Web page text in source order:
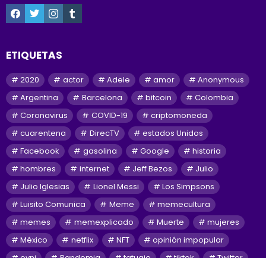
facebooktwitterinstagramtumblr
ETIQUETAS
2020 actor Adele amor
Anonymous
Argentina
Barcelona bitcoin
Colombia
Coronavirus
COVID-19
criptomoneda
cuarentena
DirecTV
estados Unidos
Facebook
gasolina Google
historia
hombres
internet Jeff Bezos
Julio
Julio Iglesias
Lionel Messi
Los Simpsons
Luisito Comunica
Meme
memecultura
memes
memexplicado Muerte
mujeres
México
netflix NFT
opinión impopular